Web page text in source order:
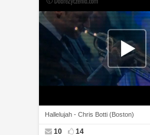
Hallelujah - Chris Botti (Boston)
10 14